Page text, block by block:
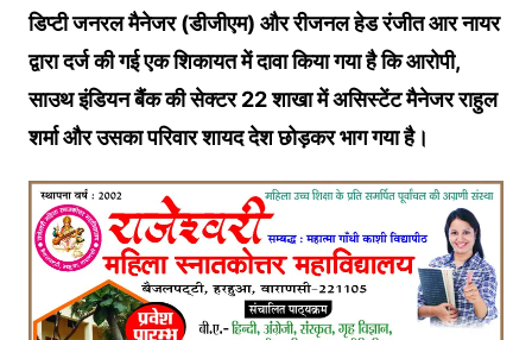
डिप्टी जनरल मैनेजर (डीजीएम) और रीजनल हेड रंजीत आर नायर
द्वारा दर्ज की गई एक शिकायत में दावा किया गया है कि आरोपी,
साउथ इंडियन बैंक की सेक्टर 22 शाखा में असिस्टेंट मैनेजर राहुल
शर्मा और उसका परिवार शायद देश छोड़कर भाग गया है।